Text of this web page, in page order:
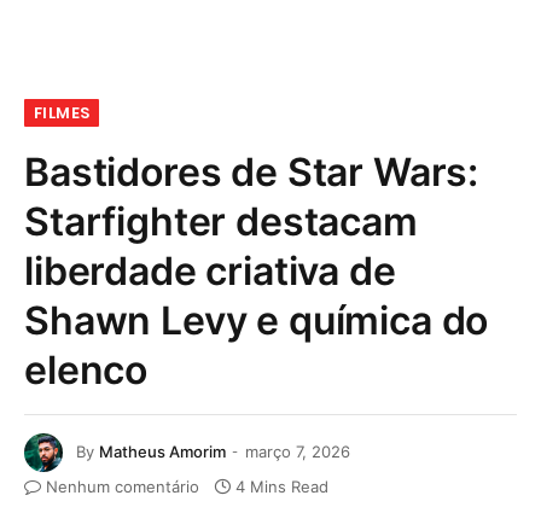
FILMES
Bastidores de Star Wars:
Starfighter destacam
liberdade criativa de
Shawn Levy e química do
elenco
By Matheus Amorim
março 7, 2026
Nenhum comentário
4 Mins Read